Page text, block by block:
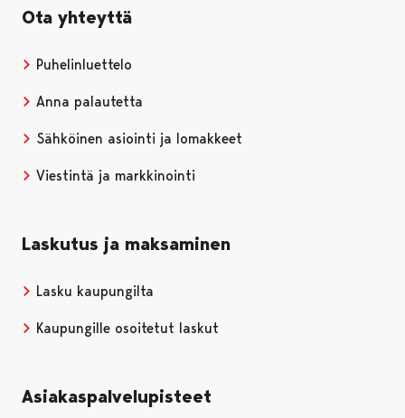
Ota yhteyttä
Puhelinluettelo
Anna palautetta
Sähköinen asiointi ja lomakkeet
Viestintä ja markkinointi
Laskutus ja maksaminen
Lasku kaupungilta
Kaupungille osoitetut laskut
Asiakaspalvelupisteet